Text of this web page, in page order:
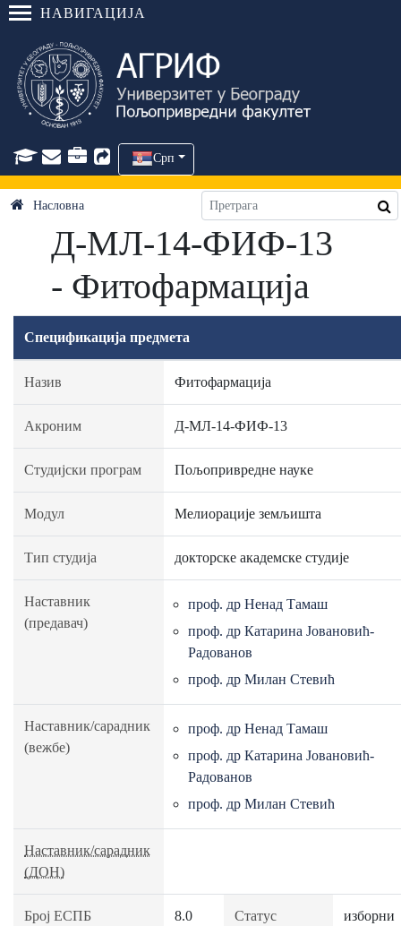
НАВИГАЦИЈА
Срп
Насловна
Д-МЛ-14-ФИФ-13
- Фитофармација
Спецификација предмета
Назив Фитофармација
Акроним Д-МЛ-14-ФИФ-13
Студијски програм Пољопривредне науке
Модул Мелиорације земљишта
Тип студија докторске академске студије
Наставник
(предавач)
проф. др Ненад Тамаш
проф. др Катарина Јовановић-
Радованов
проф. др Милан Стевић
Наставник/сарадник
(вежбе)
проф. др Ненад Тамаш
проф. др Катарина Јовановић-
Радованов
проф. др Милан Стевић
Наставник/сарадник
(ДОН)
Број ЕСПБ 8.0
Статус
изборни